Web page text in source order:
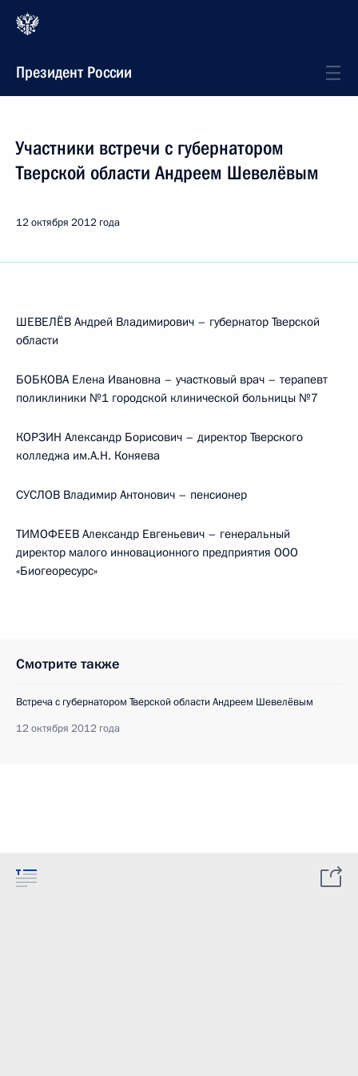
Президент России
Участники встречи с губернатором
Тверской области Андреем Шевелёвым
12 октября 2012 года
ШЕВЕЛЁВ Андрей Владимирович – губернатор Тверской
области
БОБКОВА Елена Ивановна – участковый врач – терапевт
поликлиники №1 городской клинической больницы №7
КОРЗИН Александр Борисович – директор Тверского
колледжа им.А.Н. Коняева
СУСЛОВ Владимир Антонович – пенсионер
ТИМОФЕЕВ Александр Евгеньевич – генеральный
директор малого инновационного предприятия ООО
«Биогеоресурс»
Смотрите также
Встреча с губернатором Тверской области Андреем Шевелёвым
12 октября 2012 года